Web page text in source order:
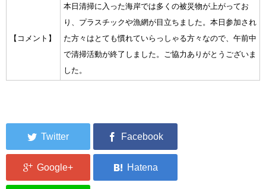
【コメント】
本日清掃に入った海岸では多くの被災物が上がってお
り、プラスチックや漁網が目立ちました。本日参加され
た方々はとても慣れていらっしゃる方々なので、午前中
で清掃活動が終了しました。ご協力ありがとうございま
した。
ボランティアさん集合写真館
被災者支援活動【休止中】
港町の縫いっ娘ぶらぐ
KRA BLOG